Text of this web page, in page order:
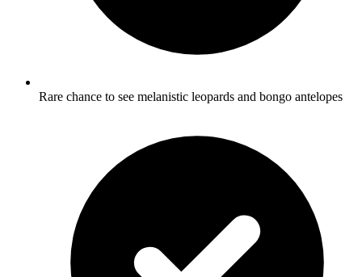
Rare chance to see melanistic leopards and bongo antelopes